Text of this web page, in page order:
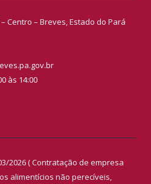
Centro – Breves, Estado do Pará
às 14:00
2026 ( Contratação de empresa
alimentícios não perecíveis,